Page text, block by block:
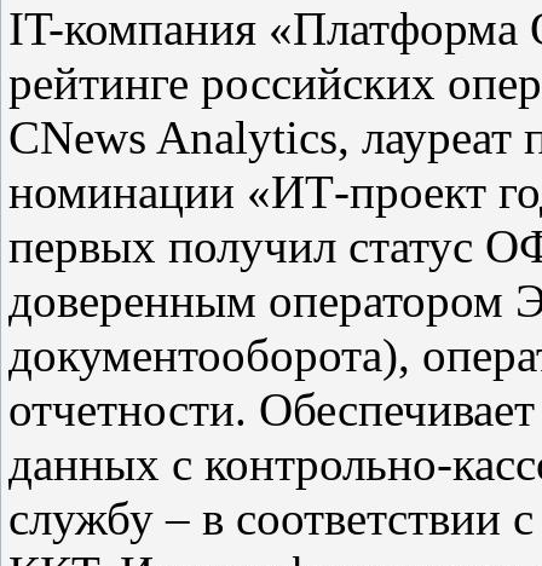
IT-компания «Платформа
рейтинге российских
CNews Analytics,
номинации «ИТ-проект
первых получил статус
доверенным оператором
документооборота),
отчетности.
данных с контрольно-
службу – в